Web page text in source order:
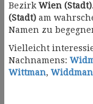
Bezirk Wien (Stadt)
(Stadt) am
Namen zu
Vielleicht
Nachnamens:
Wittman,